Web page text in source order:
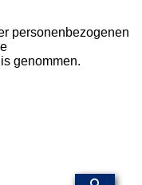
personenbezogenen
genommen.